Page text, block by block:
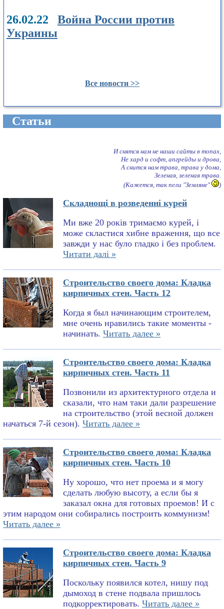
26.02.22 Война России против
Украины
Все новости >>
Cтатьи
И снятся нам не наши сайты в топах,
Не хард и софт, апгрейды и дрова,
А снится нам трава, трава у дома,
Зеленая, зеленая трава.
(Кажется, так пели "Земляне"
)
Складнощі в розведенні курей
Ми вже 20 років тримаємо курей, і
може скластися хибне враження, що все
завжди у нас було гладко і без проблем.
Читати далі »
Строительство своего дома: Кладка
кирпичных стен. Часть 12
Когда я был начинающим строителем,
мне очень нравились такие моменты -
начинать. Читать далее »
Строительство своего дома: Кладка
кирпичных стен. Часть 11
Позвонили из архитектурного отдела и
сказали, что нам таки дали разрешение
на строительство (этой весной должен
начаться 7-й сезон). Читать далее »
Строительство своего дома: Кладка
кирпичных стен. Часть 10
Ну хорошо, что нет проема и я могу
сделать любую высоту, а если бы я
заказал окна для готовых проемов! И с
этим народом они собирались построить коммунизм!
Читать далее »
Строительство своего дома: Кладка
кирпичных стен. Часть 9
Поскольку появился котел, нишу под
дымоход в стене подвала пришлось
подкорректировать. Читать далее »